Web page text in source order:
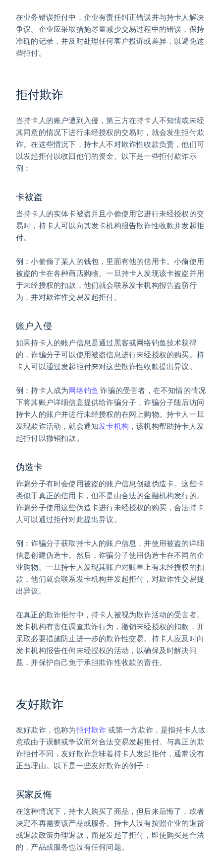
在业务错误拒付中，企业有责任纠正错误并与持卡人解决
争议。企业应采取措施尽量减少交易过程中的错误，保持
准确的记录，并及时处理任何客户投诉或差异，以避免这
些拒付。
拒付欺诈
当持卡人的账户遭到入侵，第三方在持卡人不知情或未经
其同意的情况下进行未经授权的交易时，就会发生拒付欺
诈。在这些情况下，持卡人不对欺诈性收款负责，他们可
以发起拒付以收回他们的资金。以下是一些拒付欺诈示
例：
卡被盗
当持卡人的实体卡被盗并且小偷使用它进行未经授权的交
易时，持卡人可以向其发卡机构报告欺诈性收款并发起拒
付。
例：小偷偷了某人的钱包，里面有他的信用卡。小偷使用
被盗的卡在各种商店购物。一旦持卡人发现该卡被盗并用
于未经授权的扣款，他们就会联系发卡机构报告盗窃行
为，并对欺诈性交易发起拒付。
账户入侵
如果持卡人的账户信息是通过黑客或网络钓鱼技术获得
的，诈骗分子可以使用被盗信息进行未经授权的购买。持
卡人可以通过发起拒付来对这些欺诈性收款提出异议。
例：持卡人成为网络钓鱼 诈骗的受害者，在不知情的情况
下将其账户详细信息提供给诈骗分子，诈骗分子随后访问
持卡人的账户并进行未经授权的在网上购物。持卡人一旦
发现欺诈活动，就会通知发卡机构 ，该机构帮助持卡人发
起拒付以撤销扣款。
伪造卡
诈骗分子有时会使用被盗的账户信息创建伪造卡。这些卡
类似于真正的信用卡，但不是由合法的金融机构发行的。
诈骗分子使用这些伪造卡进行未经授权的购买，合法持卡
人可以通过拒付对此提出异议。
例：诈骗分子获取持卡人的账户信息，并使用被盗的详细
信息创建伪造卡。然后，诈骗分子使用伪造卡在不同的企
业购物。一旦持卡人发现其账户对账单上有未经授权的扣
款，他们就会联系发卡机构并发起拒付，对欺诈性交易提
出异议。
在真正的欺诈拒付中，持卡人被视为欺诈活动的受害者。
发卡机构有责任调查欺诈行为，撤销未经授权的扣款，并
采取必要措施防止进一步的欺诈性交易。持卡人应及时向
发卡机构报告任何未经授权的活动，以确保及时解决问
题，并保护自己免于承担欺诈性收款的责任。
友好欺诈
友好欺诈，也称为拒付欺诈 或第一方欺诈，是指持卡人故
意或由于误解或争议而对合法交易发起拒付。与真正的欺
诈拒付不同，友好欺诈意味着持卡人发起拒付，通常没有
正当理由。以下是一些友好欺诈的例子：
买家反悔
在这种情况下，持卡人购买了商品，但后来后悔了，或者
决定不再需要该产品或服务。持卡人没有按照企业的退货
或退款政策办理退款，而是发起了拒付，即使购买是合法
的，产品或服务也没有任何问题。